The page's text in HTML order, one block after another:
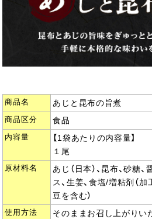
商品名 あじと昆布の旨煮
商品区分 食品
内容量
【1袋あたりの内容量】
１尾
原材料名
あじ（日本）、昆布、砂糖
ス、生姜、食塩/増粘剤（加
豆を含む）
使用方法
そのままお召し上がりい